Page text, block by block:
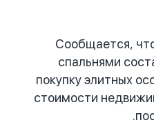
Сообщается,
спальнями
покупку элитных
стоимости